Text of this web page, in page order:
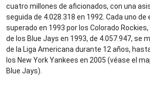
cuatro millones de aficionados, con una
seguida de 4.028.318 en 1992. Cada uno
superado en 1993 por los Colorado
de los Blue Jays en 1993, de 4.057.947, se
de la Liga Americana durante 12 años,
los New York Yankees en 2005 (véase el
Blue Jays).